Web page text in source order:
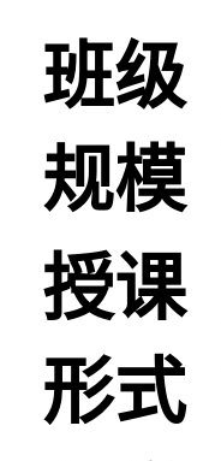
班级
规模
授课
形式